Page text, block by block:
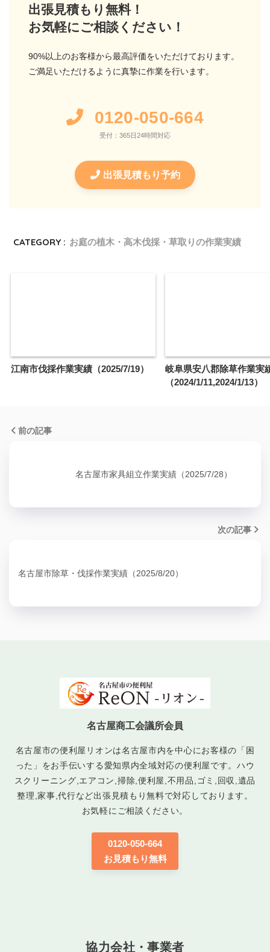
出張見積もり無料！
お気軽にご相談ください！
90%以上のお客様から最高評価をいただけております。
ご満足いただけるように真摯に作業を行います。
0120-050-664
受付：365日24時間対応
出張見積もり予約
CATEGORY : お庭の植木・高木伐採・草取りの作業実績
江南市伐採作業実績（2025/7/19）
岐阜県安八郡除草作業実
（2024/1/11,2024/1/13）
前の記事
名古屋市家具組立作業実績（2025/7/28）
次の記事
名古屋市除草・伐採作業実績（2025/8/20）
名古屋商工会議所会員
名古屋市の便利屋リオンは名古屋市内を中心にお客様の「困
った」をお手伝いする愛知県内全域対応の便利屋です。ハウ
スクリーニング,エアコン,掃除,便利屋,不用品,ゴミ,回収,遺品
整理,家事,代行など出張見積もり無料で対応しております。
お気軽にご相談ください。
0120-050-664
お見積もり無料
協力会社・事業者